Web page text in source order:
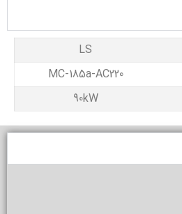
LS
MC-185a-AC220
90kW